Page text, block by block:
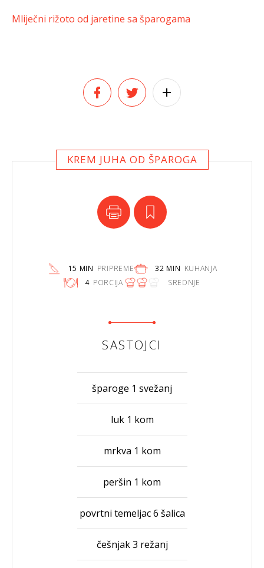
Mliječni rižoto od jaretine sa šparogama
KREM JUHA OD ŠPAROGA
15 MIN PRIPREME 32 MIN KUHANJA
4 PORCIJA SREDNJE
SASTOJCI
šparoge 1 svežanj
luk 1 kom
mrkva 1 kom
peršin 1 kom
povrtni temeljac 6 šalica
češnjak 3 režanj